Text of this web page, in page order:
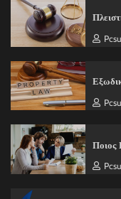
Ποιος